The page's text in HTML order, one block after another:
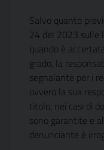
Salvo quanto
24 del 2023 sulle
quando è
grado, la
segnalante per i
ovvero la sua
titolo, nei casi di
sono garantite e
denunciante è